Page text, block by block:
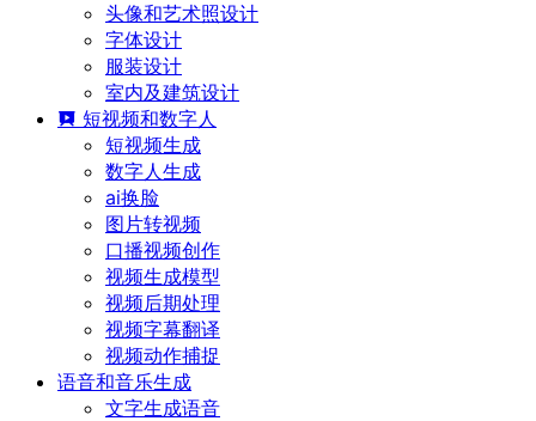
头像和艺术照设计
字体设计
服装设计
室内及建筑设计
短视频和数字人
短视频生成
数字人生成
ai换脸
图片转视频
口播视频创作
视频生成模型
视频后期处理
视频字幕翻译
视频动作捕捉
语音和音乐生成
文字生成语音